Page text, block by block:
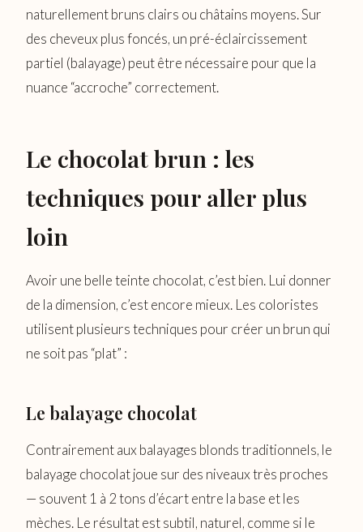
naturellement bruns clairs ou châtains moyens. Sur
des cheveux plus foncés, un pré-éclaircissement
partiel (balayage) peut être nécessaire pour que la
nuance “accroche” correctement.
Le chocolat brun : les
techniques pour aller plus
loin
Avoir une belle teinte chocolat, c’est bien. Lui donner
de la dimension, c’est encore mieux. Les coloristes
utilisent plusieurs techniques pour créer un brun qui
ne soit pas “plat” :
Le balayage chocolat
Contrairement aux balayages blonds traditionnels, le
balayage chocolat joue sur des niveaux très proches
— souvent 1 à 2 tons d’écart entre la base et les
mèches. Le résultat est subtil, naturel, comme si le